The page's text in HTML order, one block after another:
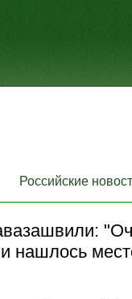
Российские
нашлось